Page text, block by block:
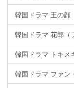
韓国ドラマ 王の顔
韓国ドラマ 花郎（
韓国ドラマ トキ
韓国ドラマ ファン